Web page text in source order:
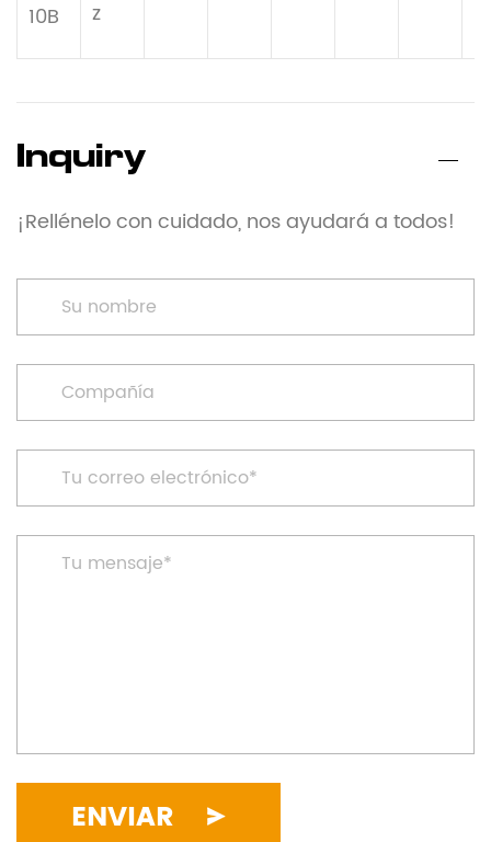
10B
z
Inquiry
¡Rellénelo con cuidado, nos ayudará a todos!
ENVIAR